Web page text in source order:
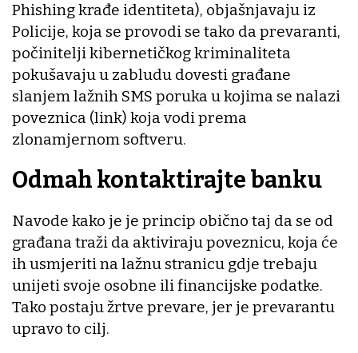
Phishing krađe identiteta), objašnjavaju iz
Policije, koja se provodi se tako da prevaranti,
počinitelji kibernetičkog kriminaliteta
pokušavaju u zabludu dovesti građane
slanjem lažnih SMS poruka u kojima se nalazi
poveznica (link) koja vodi prema
zlonamjernom softveru.
Odmah kontaktirajte banku
Navode kako je je princip obično taj da se od
građana traži da aktiviraju poveznicu, koja će
ih usmjeriti na lažnu stranicu gdje trebaju
unijeti svoje osobne ili financijske podatke.
Tako postaju žrtve prevare, jer je prevarantu
upravo to cilj.